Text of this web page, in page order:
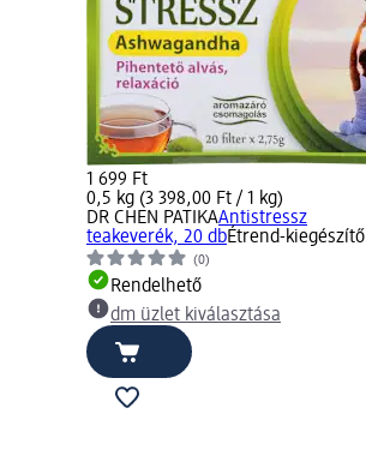
1 699 Ft
0,5 kg (3 398,00 Ft / 1 kg)
DR CHEN PATIKAAntistressz
teakeverék, 20 dbÉtrend-kiegészítő
(0)
Rendelhető
dm üzlet kiválasztása